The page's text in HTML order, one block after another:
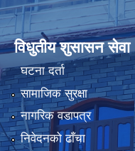
विधुतीय शुसासन सेवा
घटना दर्ता
सामाजिक सुरक्षा
नागरिक वडापत्र
निवेदनको ढाँचा